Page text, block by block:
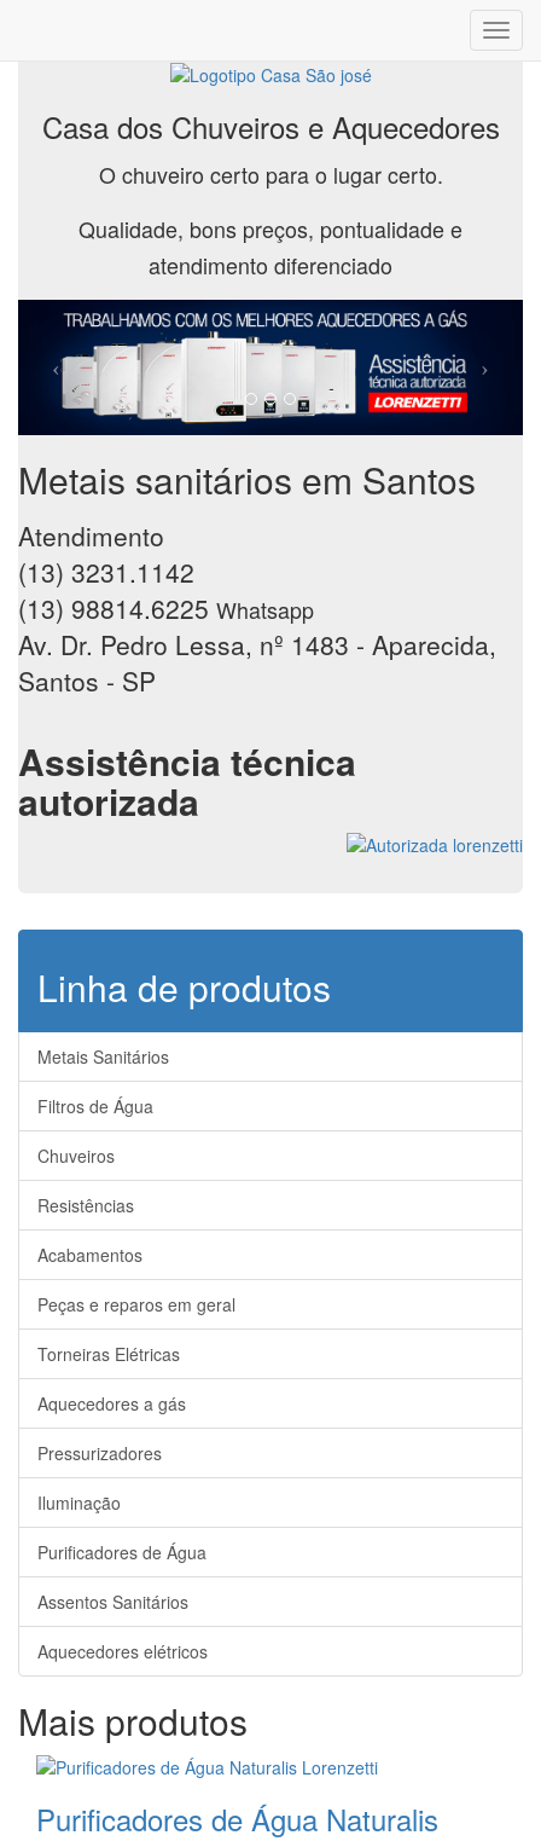
Casa dos Chuveiros e Aquecedores
O chuveiro certo para o lugar certo.
Qualidade, bons preços, pontualidade e
atendimento diferenciado
Metais sanitários em Santos
Atendimento
(13) 3231.1142
(13) 98814.6225 Whatsapp
Av. Dr. Pedro Lessa, nº 1483 - Aparecida,
Santos - SP
Assistência técnica
autorizada
Linha de produtos
Metais Sanitários
Filtros de Água
Chuveiros
Resistências
Acabamentos
Peças e reparos em geral
Torneiras Elétricas
Aquecedores a gás
Pressurizadores
Iluminação
Purificadores de Água
Assentos Sanitários
Aquecedores elétricos
Mais produtos
Purificadores de Água Naturalis